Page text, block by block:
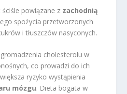
powiązane z zachodnią
spożycia przetworzonych
i tłuszczów nasyconych.
cholesterolu w
co prowadzi do ich
ryzyko wystąpienia
mózgu. Dieta bogata w